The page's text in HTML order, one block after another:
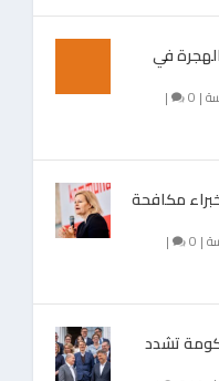
في
|
0
|
مكافحة
|
0
|
تشدد